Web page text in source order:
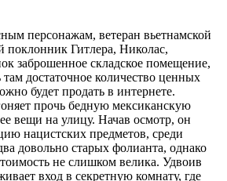
персонажам, ветеран вьетнамской
поклонник Гитлера, Николас,
заброшенное складское помещение,
там достаточное количество ценных
будет продать в интернете.
прочь бедную мексиканскую
вещи на улицу. Начав осмотр, он
нацистских предметов, среди
довольно старых фолианта, однако
не слишком велика. Удвоив
вход в секретную комнату, где